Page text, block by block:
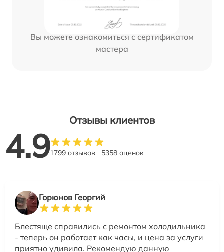
Вы можете ознакомиться с сертификатом
мастера
Отзывы клиентов
4.91799 отзывов 5358 оценок
Горюнов Георгий
Блестяще справились с ремонтом холодильника
- теперь он работает как часы, и цена за услуги
приятно удивила. Рекомендую данную